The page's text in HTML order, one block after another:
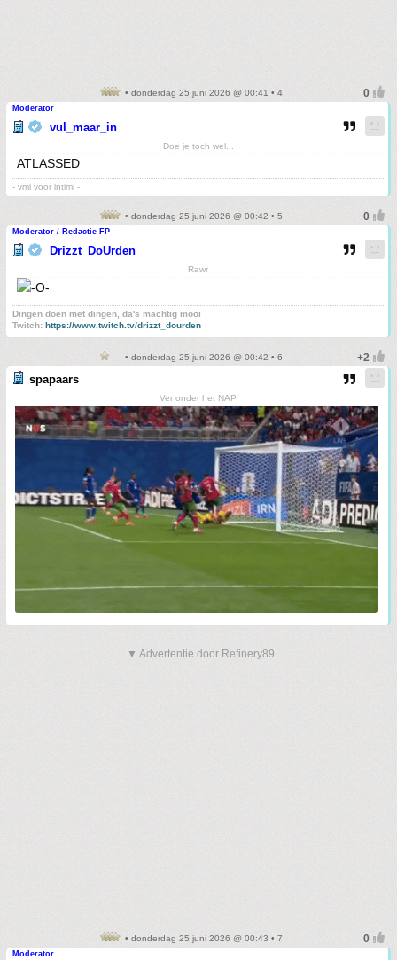
• donderdag 25 juni 2026 @ 00:41 • 4
Moderator
vul_maar_in
Doe je toch wel...
ATLASSED
- vmi voor intimi -
• donderdag 25 juni 2026 @ 00:42 • 5
Moderator / Redactie FP
Drizzt_DoUrden
Rawr
Dingen doen met dingen, da's machtig mooi
Twitch: https://www.twitch.tv/drizzt_dourden
• donderdag 25 juni 2026 @ 00:42 • 6
spapaars
Ver onder het NAP
▼ Advertentie door Refinery89
• donderdag 25 juni 2026 @ 00:43 • 7
Moderator